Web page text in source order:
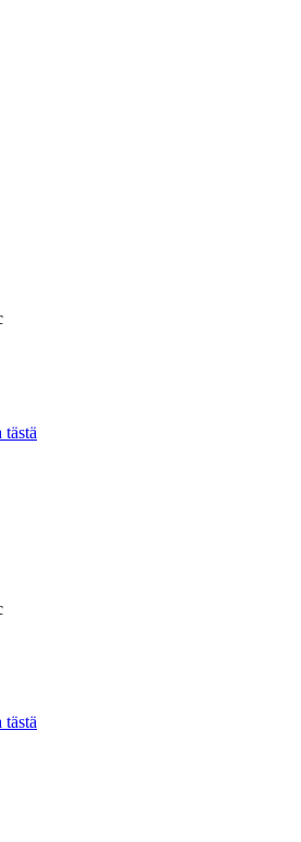
tästä
tästä